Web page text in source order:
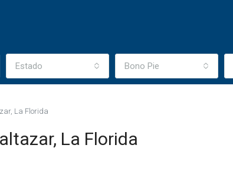
Estado Bono Pie
La Florida
La Florida